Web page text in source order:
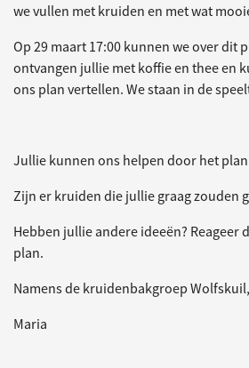
we vullen met kruiden en met wat
Op 29 maart 17:00 kunnen we over dit
ontvangen jullie met koffie en thee en
ons plan vertellen. We staan in de
Jullie kunnen ons helpen door het
Zijn er kruiden die jullie graag zouden
Hebben jullie andere ideeën? Reageer
plan.
Namens de kruidenbakgroep Wolfskuil,
Maria